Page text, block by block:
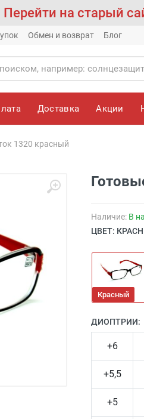
Перейти на старый
Обмен и возврат Блог
Доставка Акции
1320 красный
Наличие: В
ЦВЕТ:
Красный
ДИОПТРИИ:
+6
+5,5
+5